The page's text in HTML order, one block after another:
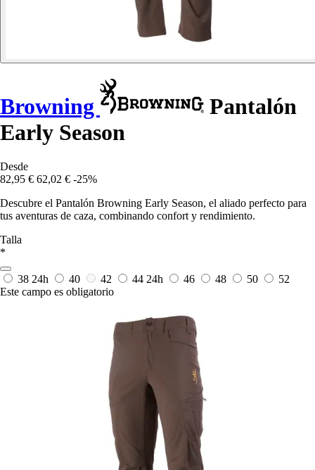
Browning
Pantalón
Early Season
Desde
82,95 € 62,02 € -25%
Descubre el Pantalón Browning Early Season, el aliado perfecto para
tus aventuras de caza, combinando confort y rendimiento.
Talla
*
38 24h 40 42 44 24h 46 48 50
52
Este campo es obligatorio